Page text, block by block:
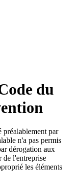
du
préalablement par
n'a pas permis
dérogation aux
de l'entreprise
les éléments